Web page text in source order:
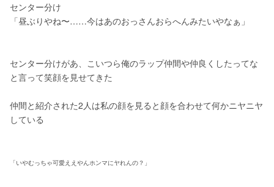
センター分け
「昼ぶりやね〜……今はあのおっさんおらへんみたいやなぁ」
センター分けがあ、こいつら俺のラップ仲間や仲良くしたってな
と言って笑顔を見せてきた
仲間と紹介された2人は私の顔を見ると顔を合わせて何かニヤニヤ
している
「いやむっちゃ可愛ええやんホンマにヤれんの？」